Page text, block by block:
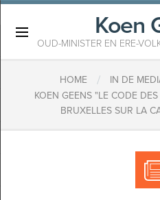
Koen
OUD-MINISTER EN ERE-
HOME / IN DE
KOEN GEENS "LE CODE
BRUXELLES SUR LA